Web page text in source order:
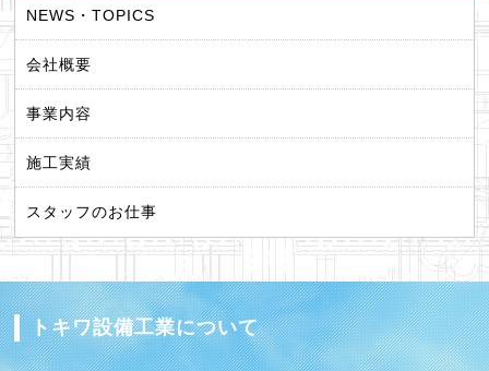
NEWS・TOPICS
会社概要
事業内容
施工実績
スタッフのお仕事
トキワ設備工業について